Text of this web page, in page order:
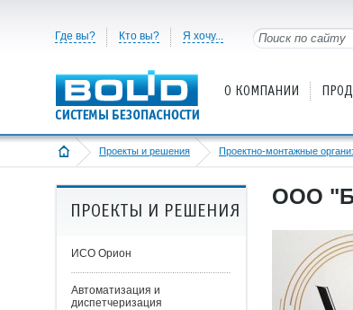
Где вы? Кто вы? Я хочу...
О КОМПАНИИ
Проекты и решения Проектно-монтажные
ПРОЕКТЫ И РЕШЕНИЯ
ИСО Орион
Автоматизация и
диспетчеризация
ООО